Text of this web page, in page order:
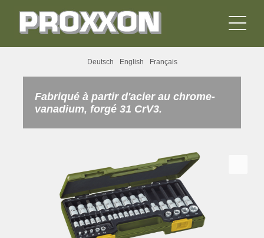
Deutsch English Français
Fabriqué à partir d'acier au chrome-
vanadium, forgé 31 CrV3.